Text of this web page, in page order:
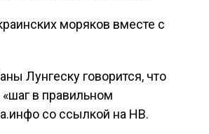
моряков вместе с
Лунгеску говорится, что
в правильном
со ссылкой на НВ.